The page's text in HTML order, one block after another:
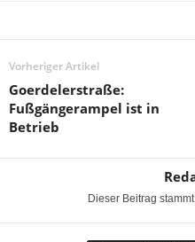
Vorheriger Artikel
Goerdelerstraße:
Fußgängerampel ist in
Betrieb
Dieser Beitrag